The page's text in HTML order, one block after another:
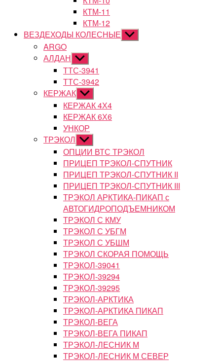
КТМ-11
КТМ-12
ВЕЗДЕХОДЫ КОЛЕСНЫЕ Показывать
подменю
ARGO
АЛДАН Показывать
подменю
ТТС-3941
ТТС-3942
КЕРЖАК Показывать
подменю
КЕРЖАК 4Х4
КЕРЖАК 6Х6
УНКОР
ТРЭКОЛ Показывать
подменю
ОПЦИИ ВТС ТРЭКОЛ
ПРИЦЕП ТРЭКОЛ-СПУТНИК
ПРИЦЕП ТРЭКОЛ-СПУТНИК II
ПРИЦЕП ТРЭКОЛ-СПУТНИК III
ТРЭКОЛ АРКТИКА-ПИКАП с
АВТОГИДРОПОДЪЕМНИКОМ
ТРЭКОЛ С КМУ
ТРЭКОЛ С УБГМ
ТРЭКОЛ С УБШМ
ТРЭКОЛ СКОРАЯ ПОМОЩЬ
ТРЭКОЛ-39041
ТРЭКОЛ-39294
ТРЭКОЛ-39295
ТРЭКОЛ-АРКТИКА
ТРЭКОЛ-АРКТИКА ПИКАП
ТРЭКОЛ-ВЕГА
ТРЭКОЛ-ВЕГА ПИКАП
ТРЭКОЛ-ЛЕСНИК М
ТРЭКОЛ-ЛЕСНИК М СЕВЕР